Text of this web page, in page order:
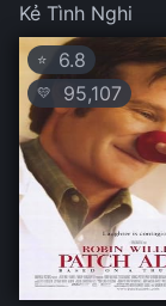
Kẻ Tình Nghi
⭐ 6.8
💛 95,107